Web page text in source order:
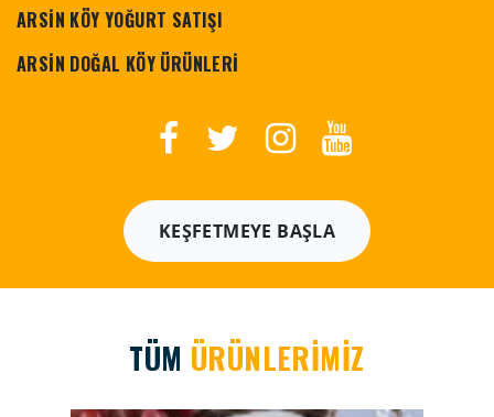
ARSİN KÖY YOĞURT SATIŞI
ARSİN DOĞAL KÖY ÜRÜNLERİ
KEŞFETMEYE BAŞLA
TÜM ÜRÜNLERİMİZ